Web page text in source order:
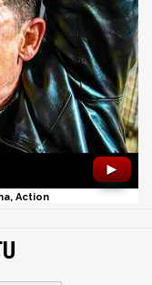
►
Action